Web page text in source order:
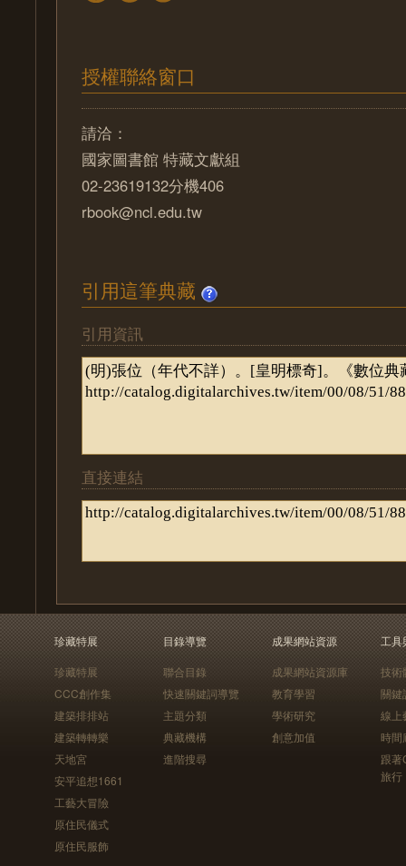
授權聯絡窗口
請洽：
國家圖書館 特藏文獻組
02-23619132分機406
rbook@ncl.edu.tw
引用這筆典藏
引用資訊
直接連結
珍藏特展
珍藏特展
CCC創作集
建築排排站
建築轉轉樂
天地宮
安平追想1661
工藝大冒險
原住民儀式
原住民服飾
目錄導覽
聯合目錄
快速關鍵詞導覽
主題分類
典藏機構
進階搜尋
成果網站資源
成果網站資源庫
教育學習
學術研究
創意加值
工具
技術
關鍵
線上
時間
跟
旅行